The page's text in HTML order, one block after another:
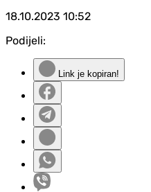
18.10.2023 10:52
Podijeli:
Link je kopiran!